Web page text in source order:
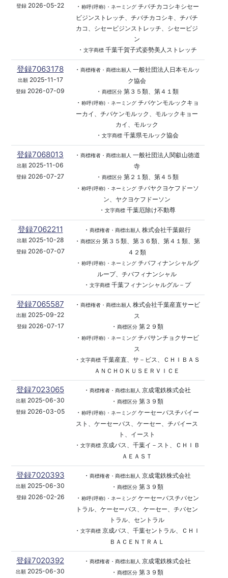
登録 2026-05-22
・ 称呼(呼称)・ネーミングチバチカコシキシセー
ビジンストレッチ、チバチカコシキ、チバチ
カコ、シセービジンストレッチ、シセービジ
ン
・ 文字商標千葉千賀子式姿勢美人ストレッチ
登録7063178
出願2025-11-17
登録 2026-07-09
・ 商標権者・商標出願人 一般社団法人日本モルッ
ク協会
・ 商標区分第３５類、第４１類
・ 称呼(呼称)・ネーミングチバケンモルックキョ
ーカイ、チバケンモルック、モルックキョー
カイ、モルック
・ 文字商標千葉県モルック協会
登録7068013
出願 2025-11-06
登録 2026-07-27
・ 商標権者・商標出願人 一般社団法人関叡山徳道
寺
・ 商標区分第２１類、第４５類
・ 称呼(呼称)・ネーミングチバヤクヨケフドーソ
ン、ヤクヨケフドーソン
・ 文字商標千葉厄除け不動尊
登録7062211
出願2025-10-28
登録2026-07-07
・ 商標権者・商標出願人 株式会社千葉銀行
・ 商標区分第３５類、第３６類、第４１類、第
４２類
・ 称呼(呼称)・ネーミングチバフィナンシャルグ
ループ、チバフィナンシャル
・ 文字商標千葉フィナンシャルグル－プ
登録7065587
出願 2025-09-22
登録2026-07-17
・ 商標権者・商標出願人 株式会社千葉産直サービ
ス
・ 商標区分第２９類
・ 称呼(呼称)・ネーミングチバサンチョクサービ
ス
・ 文字商標千葉産直、サ－ビス、ＣＨＩＢＡＳ
ＡＮＣＨＯＫＵＳＥＲＶＩＣＥ
登録7023065
出願 2025-06-30
登録 2026-03-05
・ 商標権者・商標出願人 京成電鉄株式会社
・ 商標区分第３９類
・ 称呼(呼称)・ネーミングケーセーバスチバイー
スト、ケーセーバス、ケーセー、チバイース
ト、イースト
・ 文字商標京成バス、千葉イ－スト、ＣＨＩＢ
ＡＥＡＳＴ
登録7020393
出願 2025-06-30
登録2026-02-26
・ 商標権者・商標出願人 京成電鉄株式会社
・ 商標区分第３９類
・ 称呼(呼称)・ネーミングケーセーバスチバセン
トラル、ケーセーバス、ケーセー、チバセン
トラル、セントラル
・ 文字商標京成バス、千葉セントラル、ＣＨＩ
ＢＡＣＥＮＴＲＡＬ
登録7020392
出願 2025-06-30
・ 商標権者・商標出願人 京成電鉄株式会社
・ 商標区分第３９類